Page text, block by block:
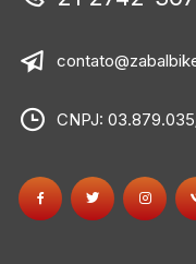
CNPJ: